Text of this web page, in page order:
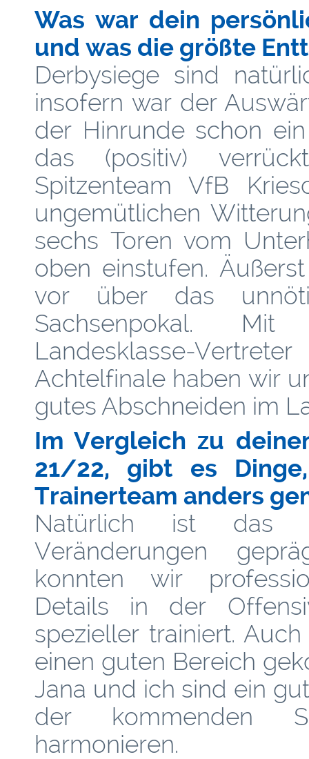
Was war dein
und was die größte
Derbysiege sind
insofern war der
der Hinrunde schon
das (positiv)
Spitzenteam VfB
ungemütlichen
sechs Toren vom
oben einstufen.
vor über das
Sachsenpokal.
Landesklasse-
Achtelfinale haben wir
gutes Abschneiden im
Im Vergleich zu
21/22, gibt es
Trainerteam anders
Natürlich ist das
Veränderungen
konnten wir
Details in der
spezieller trainiert.
einen guten Bereich
Jana und ich sind ein
der kommenden
harmonieren.